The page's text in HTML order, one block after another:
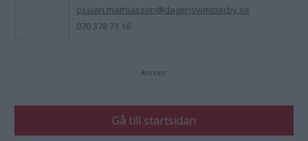
ossian.mathiasson@dagensvimmerby.se
070 378 71 16
Annons:
Gå till startsidan